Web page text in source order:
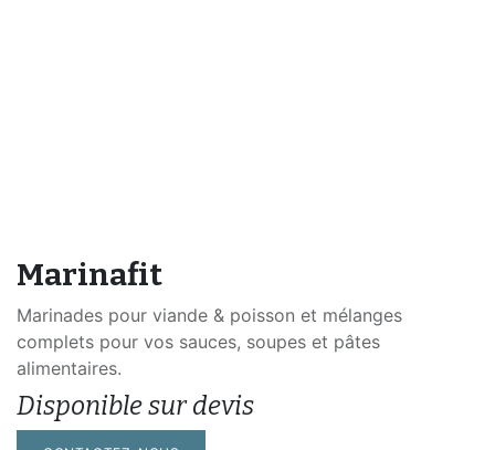
Marinafit
Marinades pour viande & poisson et mélanges
complets pour vos sauces, soupes et pâtes
alimentaires.
Disponible sur devis